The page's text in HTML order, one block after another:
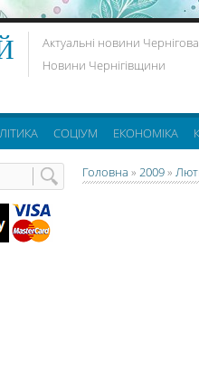
Актуальні новини Чернігова
Новини Чернігівщини
СОЦІУМ ЕКОНОМІКА
Головна » 2009»